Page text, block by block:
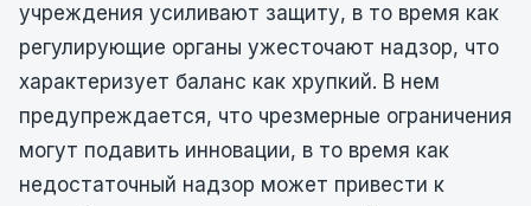
учреждения усиливают защиту, в то время как
регулирующие органы ужесточают надзор, что
характеризует баланс как хрупкий. В нем
предупреждается, что чрезмерные ограничения
могут подавить инновации, в то время как
недостаточный надзор может привести к